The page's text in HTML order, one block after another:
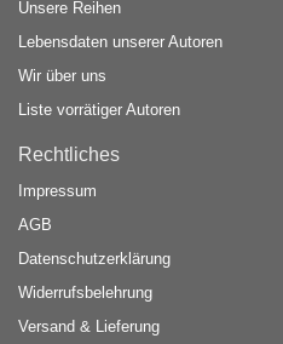
Unsere Reihen
Lebensdaten unserer Autoren
Wir über uns
Liste vorrätiger Autoren
Rechtliches
Impressum
AGB
Datenschutzerklärung
Widerrufsbelehrung
Versand & Lieferung